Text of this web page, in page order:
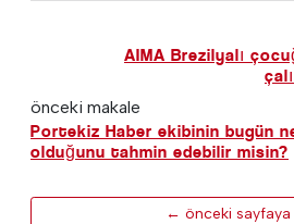
AIMA Brezilyalı
önceki makale
Portekiz Haber ekibinin bugün
olduğunu tahmin edebilir misin?
← önceki sayfaya